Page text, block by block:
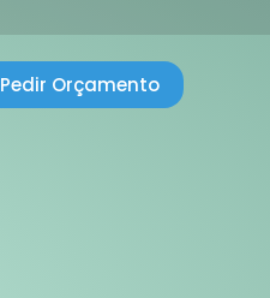
Pedir Orçamento